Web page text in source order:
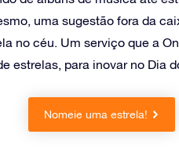
uma sugestão fora da
no céu. Um serviço que a
estrelas, para inovar no Dia
Nomeie uma estrela!